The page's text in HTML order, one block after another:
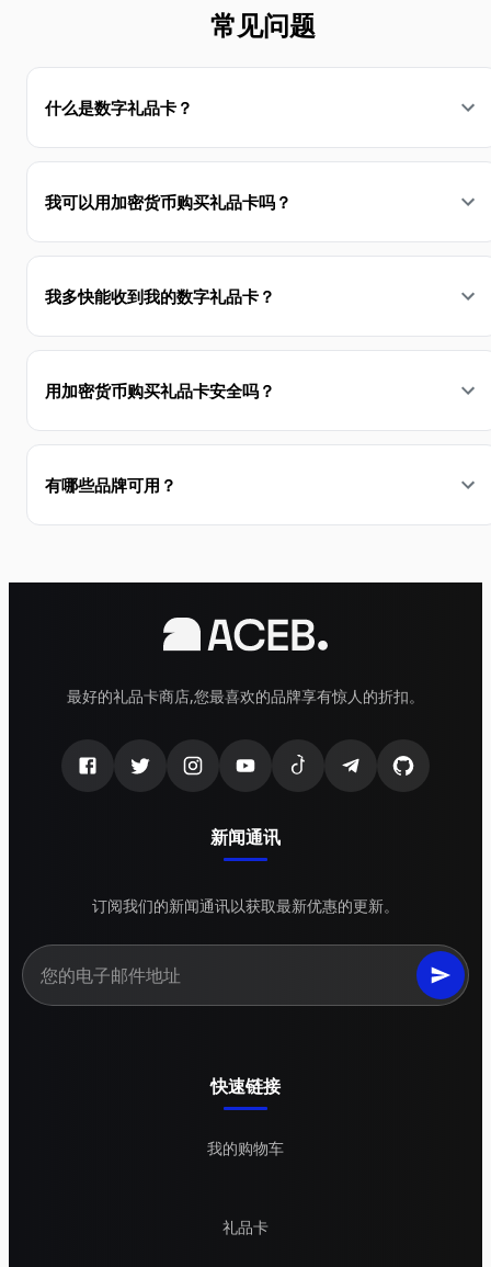
常见问题
什么是数字礼品卡？
我可以用加密货币购买礼品卡吗？
我多快能收到我的数字礼品卡？
用加密货币购买礼品卡安全吗？
有哪些品牌可用？
最好的礼品卡商店,您最喜欢的品牌享有惊人的折扣。
新闻通讯
订阅我们的新闻通讯以获取最新优惠的更新。
快速链接
我的购物车
礼品卡